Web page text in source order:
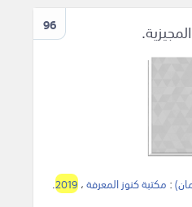
96
: مكتبة كنوز المعرفة،2019
.